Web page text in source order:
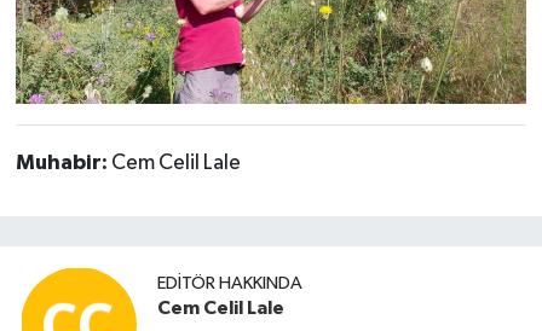
Muhabir: Cem Celil Lale
EDITÖR HAKKINDA
Cem Celil Lale